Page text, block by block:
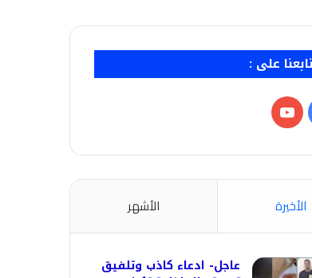
على :
‫YouTube
الأخيرة الأشهر
عاجل- ادعاء كاذب وتلفيق